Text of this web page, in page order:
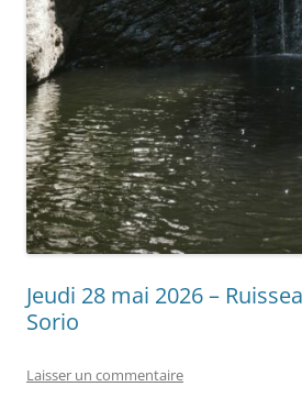
Jeudi 28 mai 2026 –
Sorio
Laisser un commentaire